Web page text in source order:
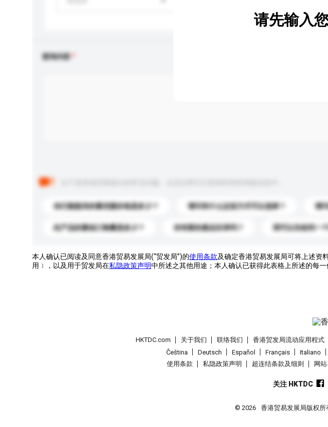
查询内容
你们能提供的最优惠价格是多少？ 请问有什么运送方式可以选择？ 请
此产品的最低订购量是多少？ 你有新的產品目录吗？ 我可以先收到一
请先输入
本人确认已阅读及同意香港贸易发展局(“贸发局”)的使用条款及确定香港贸易发展局可将上述资
用﹞，以及用于贸发局在私隐政策声明中所述之其他用途；本人确认已获得此表格上所述的每
HKTDC.com 关于我们 联络我们 香港贸发局流动应用程式
Čeština
Deutsch Español Français Italiano
使用条款
私隐政策声明 超连结条款及细则 网
关注 HKTDC
© 2026 香港贸易发展局版权所